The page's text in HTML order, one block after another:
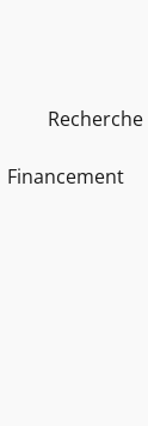
Financement